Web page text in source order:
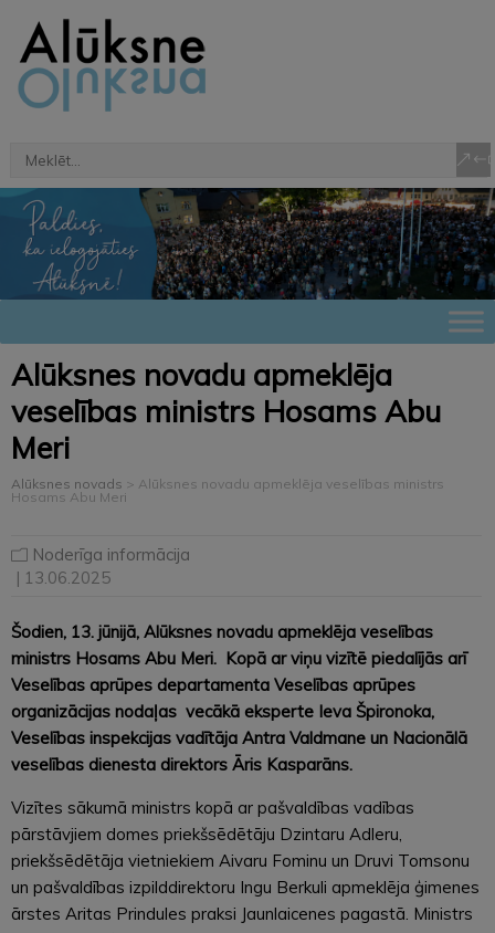
Alūksnes novadu apmeklēja
veselības ministrs Hosams Abu
Meri
Alūksnes novads > Alūksnes novadu apmeklēja veselības ministrs
Hosams Abu Meri
Noderīga informācija
| 13.06.2025
Šodien, 13. jūnijā, Alūksnes novadu apmeklēja veselības
ministrs Hosams Abu Meri. Kopā ar viņu vizītē piedalījās arī
Veselības aprūpes departamenta Veselības aprūpes
organizācijas nodaļas vecākā eksperte Ieva Špironoka,
Veselības inspekcijas vadītāja Antra Valdmane un Nacionālā
veselības dienesta direktors Āris Kasparāns.
Vizītes sākumā ministrs kopā ar pašvaldības vadības
pārstāvjiem domes priekšsēdētāju Dzintaru Adleru,
priekšsēdētāja vietniekiem Aivaru Fominu un Druvi Tomsonu
un pašvaldības izpilddirektoru Ingu Berkuli apmeklēja ģimenes
ārstes Aritas Prindules praksi Jaunlaicenes pagastā. Ministrs